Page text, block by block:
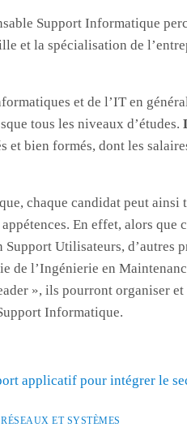
Support Informatique
et la spécialisation de
et de l’IT en
tous les niveaux d’études.
et bien formés, dont les
chaque candidat peut
appétences. En effet, alors
Utilisateurs, d’autres
de l’Ingénierie en
», ils pourront organiser et
Informatique.
applicatif pour intégrer le
,RÉSEAUX ET SYSTÈMES